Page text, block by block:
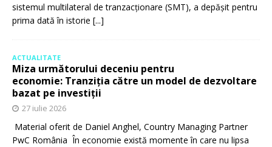
sistemul multilateral de tranzacționare (SMT), a depășit pentru
prima dată în istorie [...]
ACTUALITATE
Miza următorului deceniu pentru
economie: Tranziția către un model de dezvoltare
bazat pe investiții
27 iulie 2026
Material oferit de Daniel Anghel, Country Managing Partner
PwC România În economie există momente în care nu lipsa